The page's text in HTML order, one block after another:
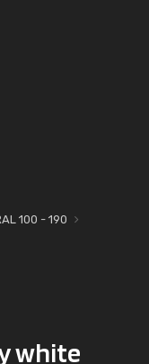
100 - 190
white